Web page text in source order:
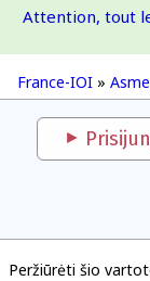
France-IOI »
Attention, tout
Peržiūrėti šio